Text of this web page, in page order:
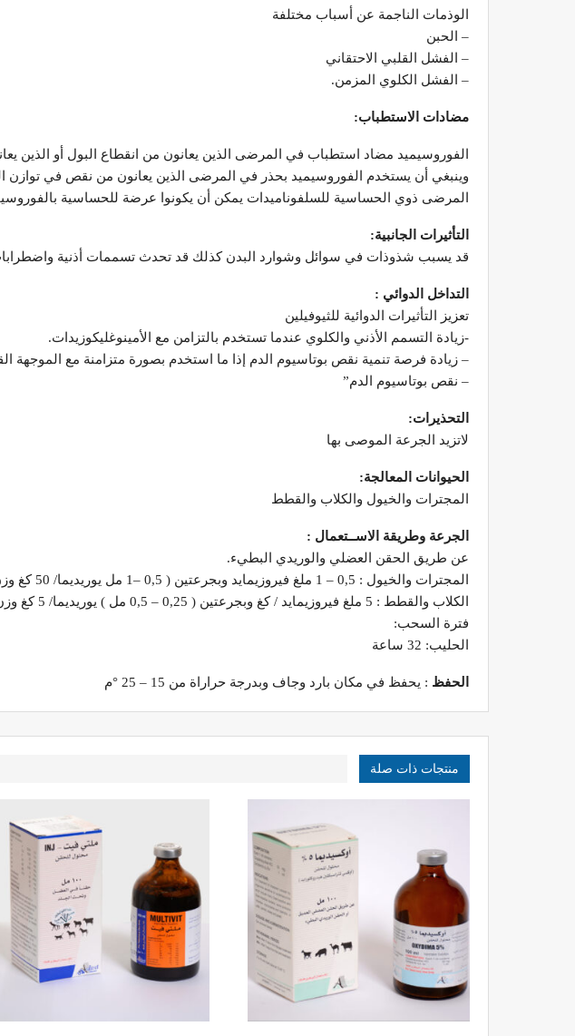
الوذمات الناجمة عن أسباب مختلفة
– الحبن
– الفشل القلبي الاحتقاني
– الفشل الكلوي المزمن.
مضادات الاستطباب:
الفوروسيميد مضاد استطباب في المرضى الذين يعانون من انقطاع البول أو الذين
وينبغي أن يستخدم الفوروسيميد بحذر في المرضى الذين يعانون من نقص في توازن
المرضى ذوي الحساسية للسلفوناميدات يمكن أن يكونوا عرضة للحساسية
التأثيرات الجانبية:
قد يسبب شذوذات في سوائل وشوارد البدن كذلك قد تحدث تسممات أذنية
التداخل الدوائي :
تعزيز التأثيرات الدوائية للثيوفيلين
-زيادة التسمم الأذني والكلوي عندما تستخدم بالتزامن مع الأمينوغليكوزيدات.
– زيادة فرصة تنمية نقص بوتاسيوم الدم إذا ما استخدم بصورة متزامنة مع الموجهة
– نقص بوتاسيوم الدم”
التحذيرات:
لاتزيد الجرعة الموصى بها
الحيوانات المعالجة:
المجترات والخيول والكلاب والقطط
الجرعة وطريقة الاســتعمال :
عن طريق الحقن العضلي والوريدي البطيء.
المجترات والخيول : 0,5 – 1 ملغ فيروزيمايد وبجرعتين ( 0,5 –1 مل يوريديما/ 50 كغ وزن حي / يوم ).
الكلاب والقطط : 5 ملغ فيروزيمايد / كغ وبجرعتين ( 0,25 – 0,5 مل ) يوريديما/ 5 كغ وزن حي / يوم ).”
فترة السحب:
الحليب: 32 ساعة
الحفظ : يحفظ في مكان بارد وجاف وبدرجة حراراة من 15 – 25 °م
منتجات ذات صلة